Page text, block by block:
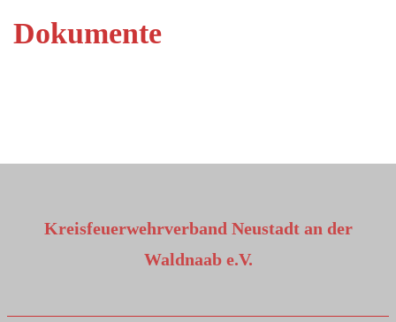
Dokumente
Kreisfeuerwehrverband Neustadt an der
Waldnaab e.V.